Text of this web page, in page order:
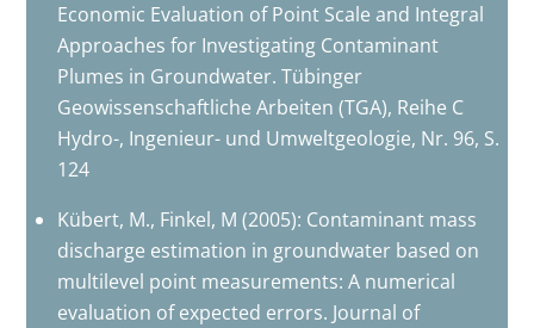
Economic Evaluation of Point Scale and Integral
Approaches for Investigating Contaminant
Plumes in Groundwater. Tübinger
Geowissenschaftliche Arbeiten (TGA), Reihe C
Hydro-, Ingenieur- und Umweltgeologie, Nr. 96, S.
124
Kübert, M., Finkel, M (2005): Contaminant mass
discharge estimation in groundwater based on
multilevel point measurements: A numerical
evaluation of expected errors. Journal of